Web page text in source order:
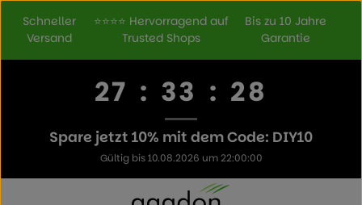
Zum Hauptinhalt springen
Schneller
Versand
⭐⭐⭐⭐ Hervorragend auf
Trusted Shops
Bis zu 10 Jahre
Garantie
27 : 33 : 28
Spare jetzt 10% mit dem Code: DIY10
Gültig bis 10.08.2026 um 22:00:00